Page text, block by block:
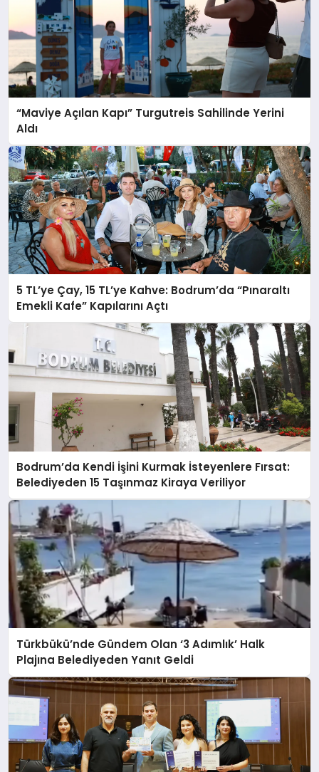
“Maviye Açılan Kapı” Turgutreis Sahilinde Yerini
Aldı
5 TL’ye Çay, 15 TL’ye Kahve: Bodrum’da “Pınaraltı
Emekli Kafe” Kapılarını Açtı
Bodrum’da Kendi İşini Kurmak İsteyenlere Fırsat:
Belediyeden 15 Taşınmaz Kiraya Veriliyor
Türkbükü’nde Gündem Olan ‘3 Adımlık’ Halk
Plajına Belediyeden Yanıt Geldi